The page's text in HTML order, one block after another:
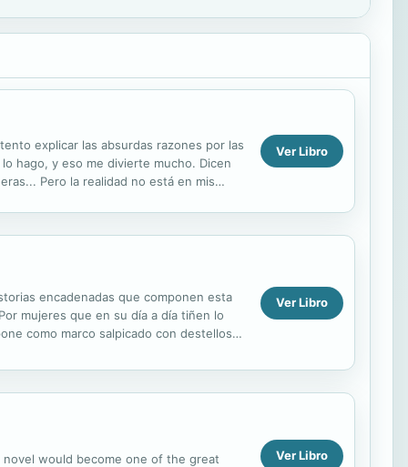
explicar las absurdas razones por las
hago, y eso me divierte mucho. Dicen
Pero la realidad no está en mis
Ver Libro
encadenadas que componen esta
mujeres que en su día a día tiñen lo
como marco salpicado con destellos
Ver Libro
would become one of the great
Ver Libro